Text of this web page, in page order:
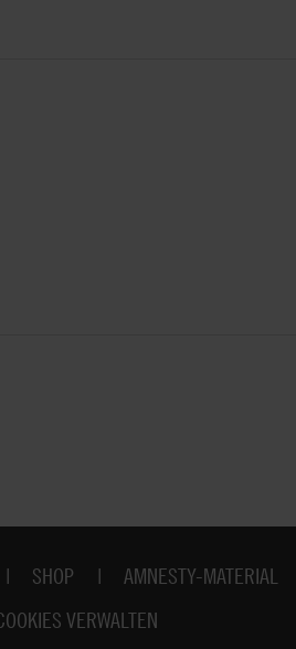
SHOP AMNESTY-MATERIAL
VERWALTEN